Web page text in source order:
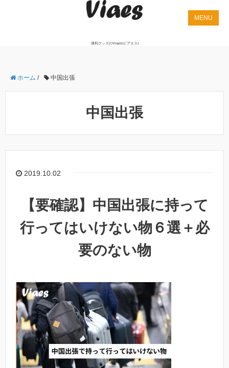
便利グッズのViaes(ビアエス)
ホーム / 中国出張
中国出張
2019.10.02
【要確認】中国出張に持って
行ってはいけない物６選＋必
要のない物